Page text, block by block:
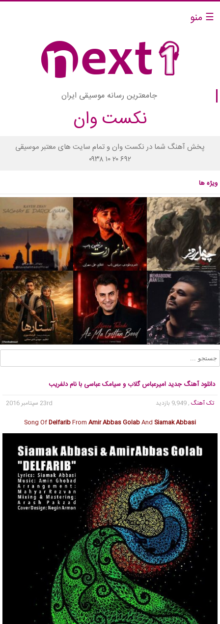
☰ منو
جامعترین رسانه موسیقی ایران
نکست وان
پخش آهنگ شما در نکست وان و تمام سایت های معتبر موسیقی
۰۹۳۸ ۱۰ ۲۰ ۶۹۲
ویژه ها
دانلود آهنگ جدید امیرعباس گلاب و سیامک عباسی با نام دلفریب
تک آهنگ , 9,949 بازدید
23rd سپتامبر 2016
Song OfDelfaribFrom Amir Abbas GolabAnd Siamak Abbasi